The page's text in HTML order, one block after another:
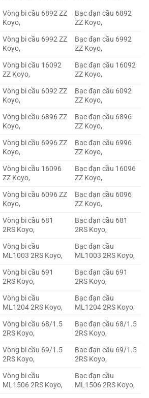
Vòng bi cầu 6892 ZZ
Koyo,
Bạc đạn cầu 6892
ZZ Koyo,
Vòng bi cầu 6992 ZZ
Koyo,
Bạc đạn cầu 6992
ZZ Koyo,
Vòng bi cầu 16092
ZZ Koyo,
Bạc đạn cầu 16092
ZZ Koyo,
Vòng bi cầu 6092 ZZ
Koyo,
Bạc đạn cầu 6092
ZZ Koyo,
Vòng bi cầu 6896 ZZ
Koyo,
Bạc đạn cầu 6896
ZZ Koyo,
Vòng bi cầu 6996 ZZ
Koyo,
Bạc đạn cầu 6996
ZZ Koyo,
Vòng bi cầu 16096
ZZ Koyo,
Bạc đạn cầu 16096
ZZ Koyo,
Vòng bi cầu 6096 ZZ
Koyo,
Bạc đạn cầu 6096
ZZ Koyo,
Vòng bi cầu 681
2RS Koyo,
Bạc đạn cầu 681
2RS Koyo,
Vòng bi cầu
ML1003 2RS Koyo,
Bạc đạn cầu
ML1003 2RS Koyo,
Vòng bi cầu 691
2RS Koyo,
Bạc đạn cầu 691
2RS Koyo,
Vòng bi cầu
ML1204 2RS Koyo,
Bạc đạn cầu
ML1204 2RS Koyo,
Vòng bi cầu 68/1.5
2RS Koyo,
Bạc đạn cầu 68/1.5
2RS Koyo,
Vòng bi cầu 69/1.5
2RS Koyo,
Bạc đạn cầu 69/1.5
2RS Koyo,
Vòng bi cầu
ML1506 2RS Koyo,
Bạc đạn cầu
ML1506 2RS Koyo,